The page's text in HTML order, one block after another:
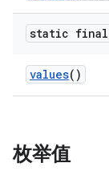
static final
values()
枚举值